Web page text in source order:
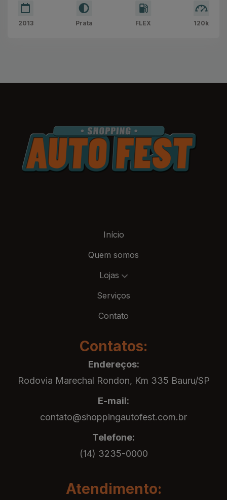
2013 Prata FLEX 120k
Início
Quem somos
Lojas
Serviços
Contato
Contatos:
Endereços:
Rodovia Marechal Rondon, Km 335 Bauru/SP
E-mail:
contato@shoppingautofest.com.br
Telefone:
(14) 3235-0000
Atendimento: